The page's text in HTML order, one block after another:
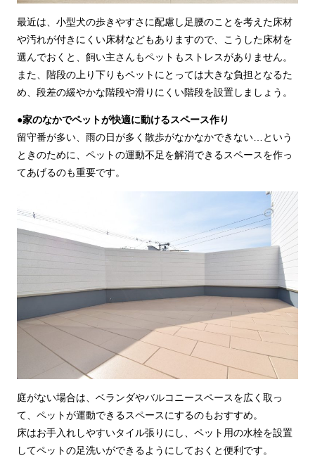
最近は、小型犬の歩きやすさに配慮し足腰のことを考えた床材
や汚れが付きにくい床材などもありますので、こうした床材を
選んでおくと、飼い主さんもペットもストレスがありません。
また、階段の上り下りもペットにとっては大きな負担となるた
め、段差の緩やかな階段や滑りにくい階段を設置しましょう。
●家のなかでペットが快適に動けるスペース作り
留守番が多い、雨の日が多く散歩がなかなかできない…という
ときのために、ペットの運動不足を解消できるスペースを作っ
てあげるのも重要です。
庭がない場合は、ベランダやバルコニースペースを広く取っ
て、ペットが運動できるスペースにするのもおすすめ。
床はお手入れしやすいタイル張りにし、ペット用の水栓を設置
してペットの足洗いができるようにしておくと便利です。